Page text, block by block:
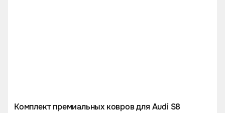
Комплект премиальных ковров для Audi S8